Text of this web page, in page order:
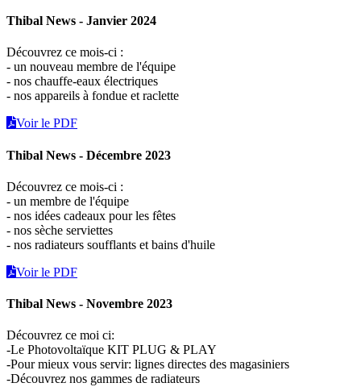
Thibal News - Janvier 2024
Découvrez ce mois-ci :
- un nouveau membre de l'équipe
- nos chauffe-eaux électriques
- nos appareils à fondue et raclette
Voir le PDF
Thibal News - Décembre 2023
Découvrez ce mois-ci :
- un membre de l'équipe
- nos idées cadeaux pour les fêtes
- nos sèche serviettes
- nos radiateurs soufflants et bains d'huile
Voir le PDF
Thibal News - Novembre 2023
Découvrez ce moi ci:
-Le Photovoltaïque KIT PLUG & PLAY
-Pour mieux vous servir: lignes directes des magasiniers
-Découvrez nos gammes de radiateurs